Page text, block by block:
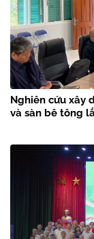
Nghiên cứu xây
và sàn bê tông